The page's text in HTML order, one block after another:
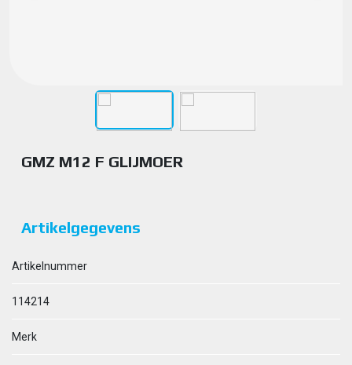
GMZ M12 F GLIJMOER
Artikelgegevens
Artikelnummer
114214
Merk